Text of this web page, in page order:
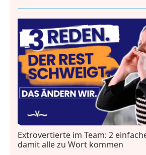
Extrovertierte im Team: 2
damit alle zu Wort kommen